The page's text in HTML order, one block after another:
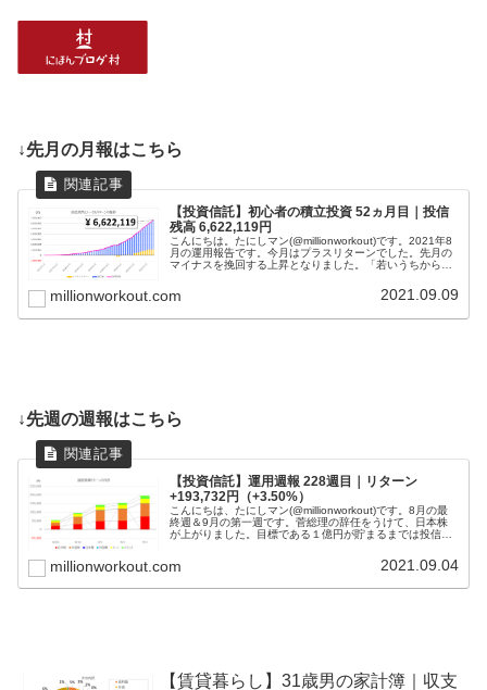
↓先月の月報はこちら
【投資信託】初心者の積立投資 52ヵ月目｜投信
残高 6,622,119円
こんにちは。たにしマン(@millionworkout)です。2021年8
月の運用報告です。今月はプラスリターンでした。先月の
マイナスを挽回する上昇となりました。「若いうちからコ
millionworkout.com 2021.09.09
↓先週の週報はこちら
【投資信託】運用週報 228週目｜リターン
+193,732円（+3.50%）
こんにちは、たにしマン(@millionworkout)です。8月の最
終週＆9月の第一週です。菅総理の辞任をうけて、日本株
が上がりました。目標である１億円が貯まるまでは投信を
millionworkout.com 2021.09.04
【賃貸暮らし】31歳男の家計簿｜収支